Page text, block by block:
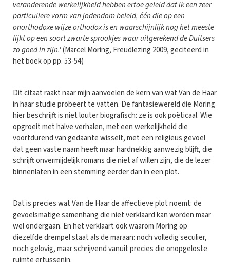
veranderende werkelijkheid hebben ertoe geleid dat ik een zeer
particuliere vorm van jodendom beleid, één die op een
onorthodoxe wijze orthodox is en waarschijnlijk nog het meeste
lijkt op een soort zwarte sprookjes waar uitgerekend de Duitsers
zo goed in zijn.'(Marcel Möring, Freudlezing 2009, geciteerd in
het boek op pp. 53-54)
Dit citaat raakt naar mijn aanvoelen de kern van wat Van de Haar
in haar studie probeert te vatten. De fantasiewereld die Möring
hier beschrijft is niet louter biografisch: ze is ook poëticaal. Wie
opgroeit met halve verhalen, met een werkelijkheid die
voortdurend van gedaante wisselt, met een religieus gevoel
dat geen vaste naam heeft maar hardnekkig aanwezig blijft, die
schrijft onvermijdelijk romans die niet af willen zijn, die de lezer
binnenlaten in een stemming eerder dan in een plot.
Dat is precies wat Van de Haar de affectieve plot noemt: de
gevoelsmatige samenhang die niet verklaard kan worden maar
wel ondergaan. En het verklaart ook waarom Möring op
diezelfde drempel staat als de maraan: noch volledig seculier,
noch gelovig, maar schrijvend vanuit precies die onopgeloste
ruimte ertussenin.